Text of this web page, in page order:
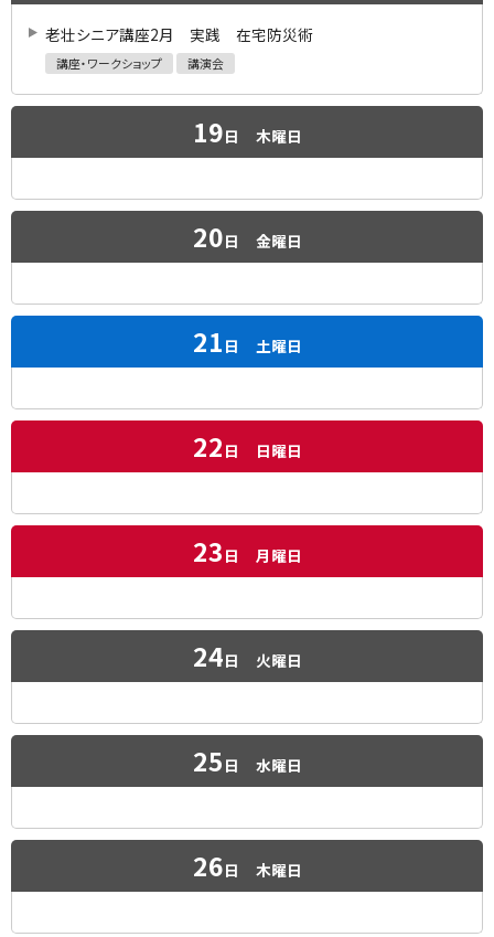
老壮シニア講座2月 実践 在宅防災術
講座・ワークショップ 講演会
19日 木曜日
20日 金曜日
21 日 土曜日
22 日 日曜日
23 日 月曜日
24日 火曜日
25 日 水曜日
26日 木曜日